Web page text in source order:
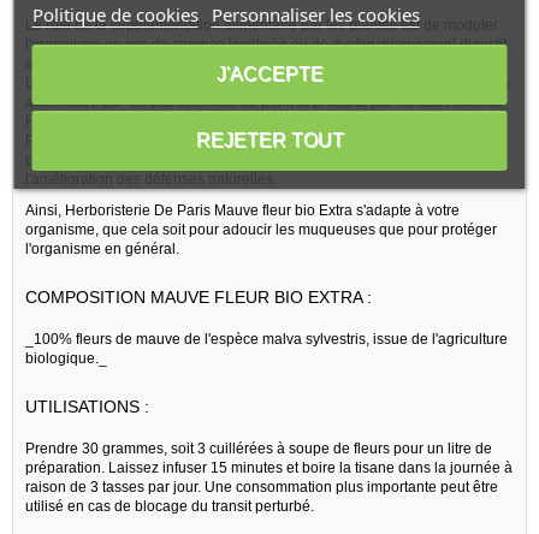
Le rôle de la supplémentation alimentaire par les plantes est de moduler
l'organisme en cas de carence localisée ou de dysfonctionnement digestif ;
et ceci de façon naturelle et équilibrée.
L'Herboristerie De Paris est la marque de référence de la supplémentation
alimentaire par les plantes, mise au point et produite par les Laboratoires
Herboristerie De Paris, sis en France.
Pour une action de protection dans la durée, ce produit alimentaire pour
préparation de tisane va intervenir dans la revitalisation de l'organisme et
l'amélioration des défenses naturelles.
Ainsi, Herboristerie De Paris Mauve fleur bio Extra s'adapte à votre
organisme, que cela soit pour adoucir les muqueuses que pour protéger
l'organisme en général.
COMPOSITION MAUVE FLEUR BIO EXTRA :
_100% fleurs de mauve de l'espèce malva sylvestris, issue de l'agriculture
biologique._
UTILISATIONS :
Prendre 30 grammes, soit 3 cuillérées à soupe de fleurs pour un litre de
préparation. Laissez infuser 15 minutes et boire la tisane dans la journée à
raison de 3 tasses par jour. Une consommation plus importante peut être
utilisé en cas de blocage du transit perturbé.
Politique de cookies Personnaliser les cookies
REJETER TOUT
J'ACCEPTE